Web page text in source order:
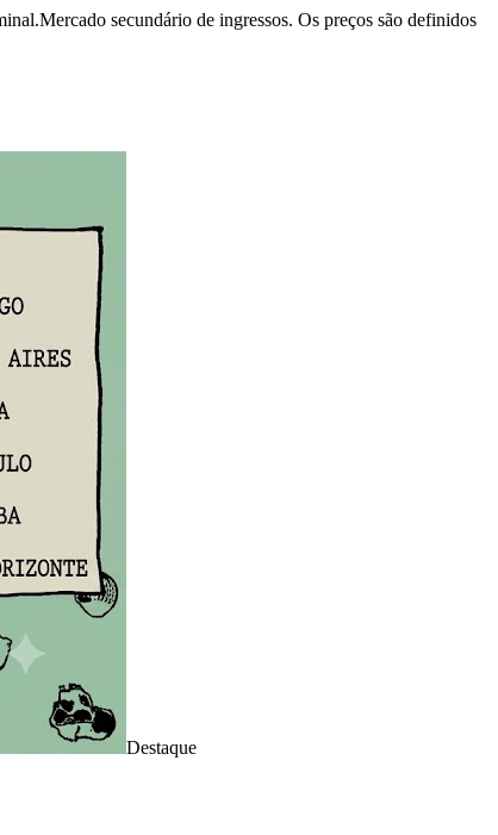
Mercado secundário de ingressos. Os preços são definidos
Destaque